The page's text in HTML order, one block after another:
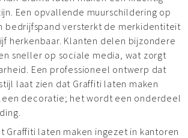
Een opvallende muurschildering op
bedrijfspand versterkt de merkidentiteit
herkenbaar. Klanten delen bijzondere
sneller op sociale media, wat zorgt
Een professioneel ontwerp dat
laat zien dat Graffiti laten maken
decoratie; het wordt een onderdeel
Graffiti laten maken ingezet in kantoren